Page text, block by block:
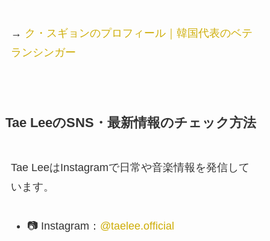
→ ク・スギョンのプロフィール｜韓国代表のベテ
ランシンガー
Tae LeeのSNS・最新情報のチェック方法
Tae LeeはInstagramで日常や音楽情報を発信して
います。
📷 Instagram： @taelee.official